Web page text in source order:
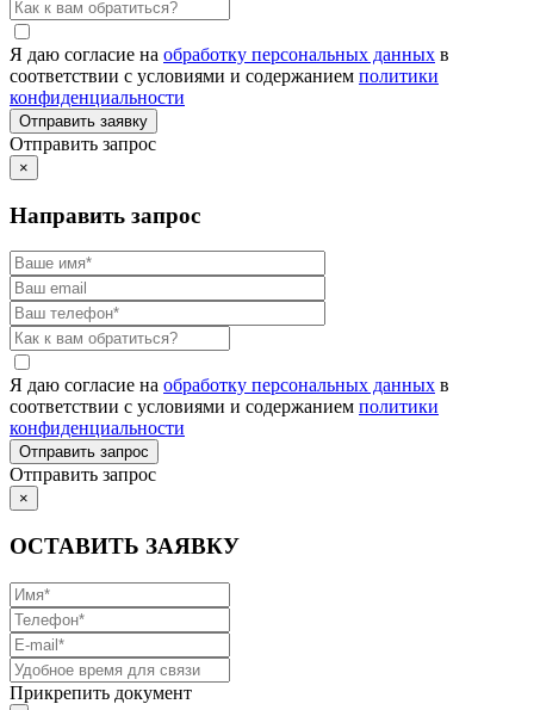
Я даю согласие на обработку персональных данных в
соответствии с условиями и содержанием политики
конфиденциальности
Отправить запрос
×
Направить запрос
Я даю согласие на обработку персональных данных в
соответствии с условиями и содержанием политики
конфиденциальности
Отправить запрос
×
ОСТАВИТЬ ЗАЯВКУ
Прикрепить документ